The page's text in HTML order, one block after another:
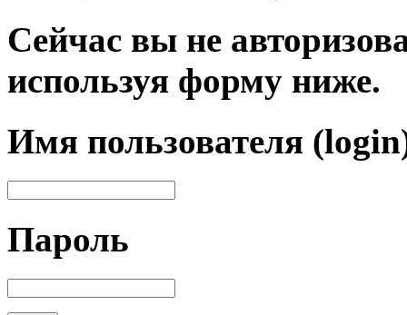
Сейчас вы не
используя форму ниже.
Имя пользователя
Пароль